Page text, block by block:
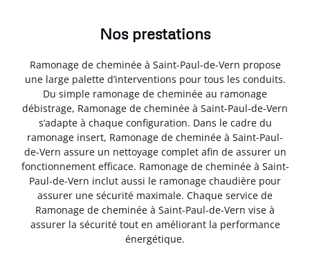
Nos prestations
Ramonage de cheminée à Saint-Paul-de-Vern propose
une large palette d’interventions pour tous les conduits.
Du simple ramonage de cheminée au ramonage
débistrage, Ramonage de cheminée à Saint-Paul-de-Vern
s’adapte à chaque configuration. Dans le cadre du
ramonage insert, Ramonage de cheminée à Saint-Paul-
de-Vern assure un nettoyage complet afin de assurer un
fonctionnement efficace. Ramonage de cheminée à Saint-
Paul-de-Vern inclut aussi le ramonage chaudière pour
assurer une sécurité maximale. Chaque service de
Ramonage de cheminée à Saint-Paul-de-Vern vise à
assurer la sécurité tout en améliorant la performance
énergétique.